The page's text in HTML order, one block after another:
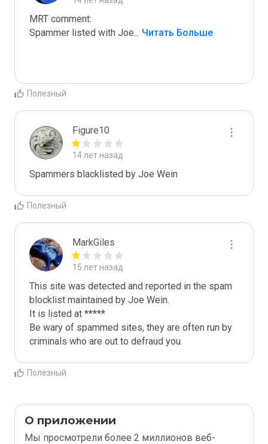
MRT comment:
Spammer listed with Joe... Читать Больше
Полезный
Figure10
14 лет назад
Spammers blacklisted by Joe Wein
Полезный
MarkGiles
15 лет назад
This site was detected and reported in the spam
blocklist maintained by Joe Wein.
It is listed at *****
Be wary of spammed sites, they are often run by
criminals who are out to defraud you.
Полезный
О приложении
Мы просмотрели более 2 миллионов веб-